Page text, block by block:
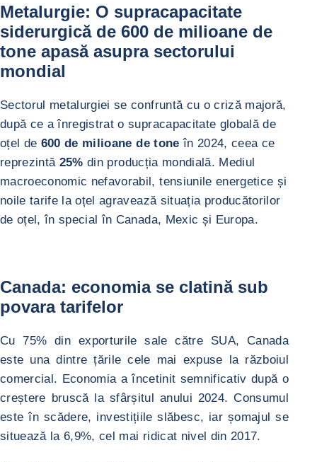
Metalurgie: O supracapacitate
siderurgică de 600 de milioane de
tone apasă asupra sectorului
mondial
Sectorul metalurgiei se confruntă cu o criză majoră,
după ce a înregistrat o supracapacitate globală de
oțel de 600 de milioane de tone în 2024, ceea ce
reprezintă 25% din producția mondială. Mediul
macroeconomic nefavorabil, tensiunile energetice și
noile tarife la oțel agravează situația producătorilor
de oțel, în special în Canada, Mexic și Europa.
Canada: economia se clatină sub
povara tarifelor
Cu 75% din exporturile sale către SUA, Canada
este una dintre țările cele mai expuse la războiul
comercial. Economia a încetinit semnificativ după o
creștere bruscă la sfârșitul anului 2024. Consumul
este în scădere, investițiile slăbesc, iar șomajul se
situează la 6,9%, cel mai ridicat nivel din 2017.